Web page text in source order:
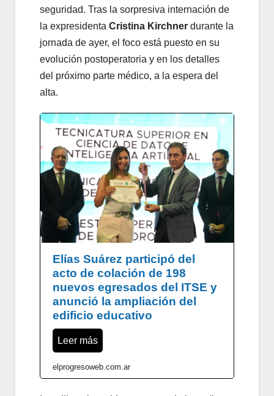
seguridad. Tras la sorpresiva internación de
la expresidenta Cristina Kirchner durante la
jornada de ayer, el foco está puesto en su
evolución postoperatoria y en los detalles
del próximo parte médico, a la espera del
alta.
Elías Suárez participó del
acto de colación de 198
nuevos egresados del ITSE y
anunció la ampliación del
edificio educativo
Leer más
elprogresoweb.com.ar